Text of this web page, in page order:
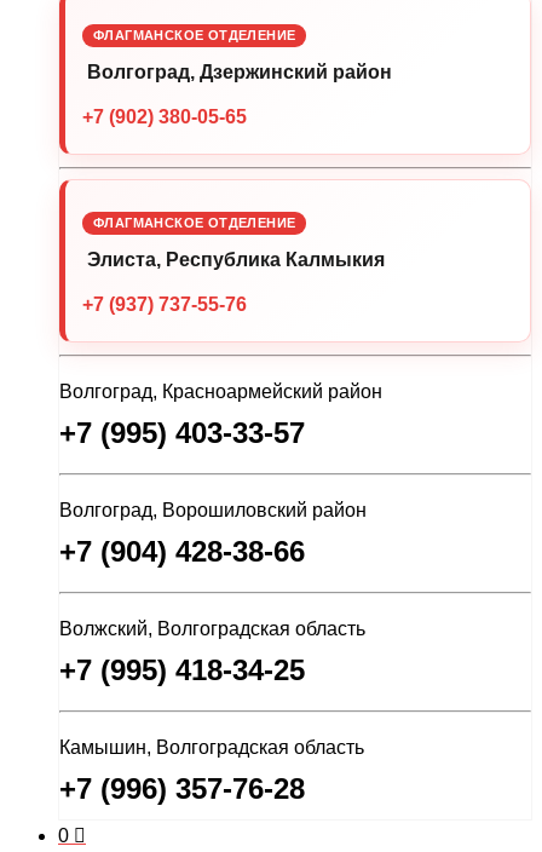
ФЛАГМАНСКОЕ ОТДЕЛЕНИЕ
Волгоград, Дзержинский район
+7 (902) 380-05-65
ФЛАГМАНСКОЕ ОТДЕЛЕНИЕ
Элиста, Республика Калмыкия
+7 (937) 737-55-76
Волгоград, Красноармейский район
+7 (995) 403-33-57
Волгоград, Ворошиловский район
+7 (904) 428-38-66
Волжский, Волгоградская область
+7 (995) 418-34-25
Камышин, Волгоградская область
+7 (996) 357-76-28
0